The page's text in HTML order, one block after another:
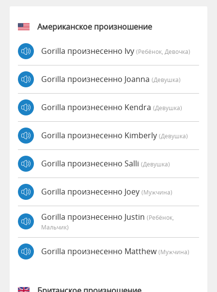
Американское произношение
Gorilla произнесенно Ivy (Ребёнок, Девочка)
Gorilla произнесенно Joanna (девушка)
Gorilla произнесенно Kendra (девушка)
Gorilla произнесенно Kimberly (девушка)
Gorilla произнесенно Salli (девушка)
Gorilla произнесенно Joey (мужчина)
Gorilla произнесенно Justin (Ребёнок,
Мальчик)
Gorilla произнесенно Matthew(мужчина)